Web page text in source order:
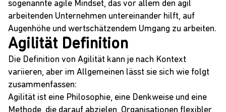
sogenannte agile Mindset, das vor allem den agil
arbeitenden Unternehmen untereinander hilft, auf
Augenhöhe und wertschätzendem Umgang zu arbeiten.
Agilität Definition
Die Definition von Agilität kann je nach Kontext
variieren, aber im Allgemeinen lässt sie sich wie folgt
zusammenfassen:
Agilität ist eine Philosophie, eine Denkweise und eine